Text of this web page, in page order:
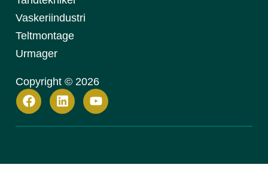
Tandtekniker
Vaskeriindustri
Teltmontage
Urmager
Copyright © 2026
VIS DETALJER